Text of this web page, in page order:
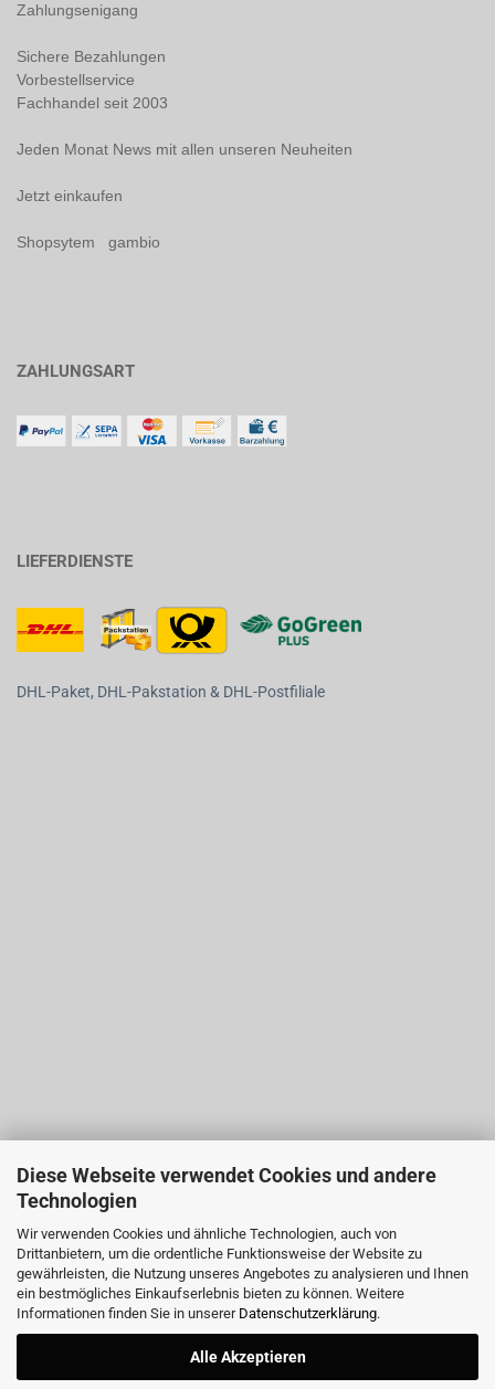
Diese Webseite verwendet Cookies und andere
Technologien
Wir verwenden Cookies und ähnliche Technologien, auch von
Drittanbietern, um die ordentliche Funktionsweise der Website zu
gewährleisten, die Nutzung unseres Angebotes zu analysieren und Ihnen
ein bestmögliches Einkaufserlebnis bieten zu können. Weitere
Informationen finden Sie in unserer Datenschutzerklärung.
Alle Akzeptieren
Zahlungsenigang
Sichere Bezahlungen
Vorbestellservice
Fachhandel seit 2003
Jeden Monat News mit allen unseren Neuheiten
Jetzt einkaufen
Shopsytem gambio
ZAHLUNGSART
LIEFERDIENSTE
DHL-Paket, DHL-Pakstation & DHL-Postfiliale